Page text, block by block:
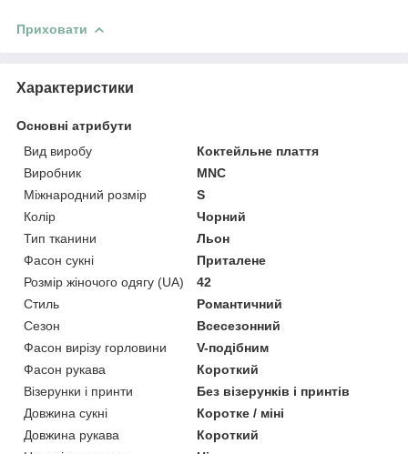
Приховати
Характеристики
Основні атрибути
Вид виробу
Коктейльне плаття
Виробник
MNC
Міжнародний розмір
S
Колір
Чорний
Тип тканини
Льон
Фасон сукні
Приталене
Розмір жіночого одягу (UA)
42
Стиль
Романтичний
Сезон
Всесезонний
Фасон вирізу горловини
V-подібним
Фасон рукава
Короткий
Візерунки і принти
Без візерунків і принтів
Довжина сукні
Коротке / міні
Довжина рукава
Короткий